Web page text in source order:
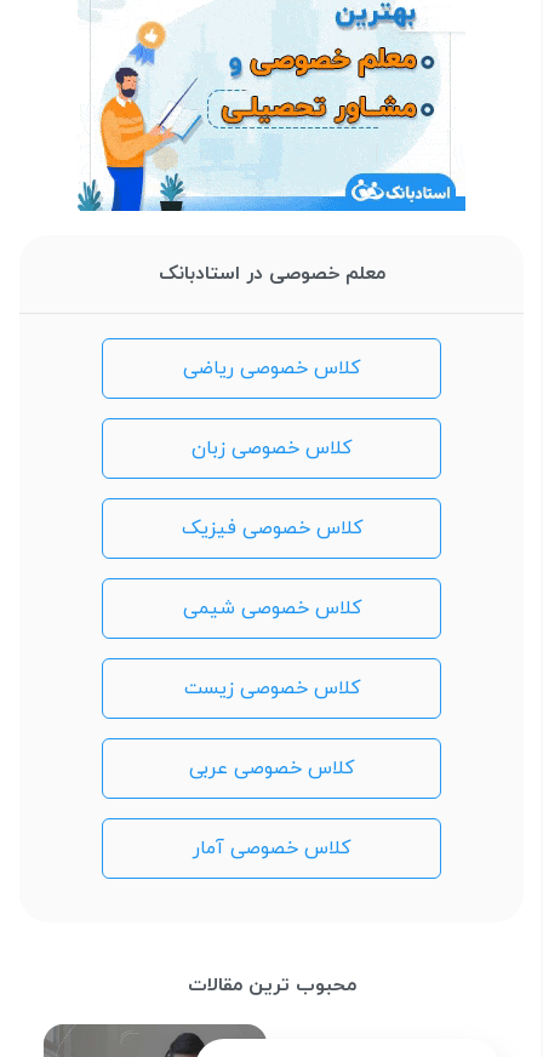
معلم خصوصی در استادبانک
کلاس خصوصی ریاضی
کلاس خصوصی زبان
کلاس خصوصی فیزیک
کلاس خصوصی شیمی
کلاس خصوصی زیست
کلاس خصوصی عربی
کلاس خصوصی آمار
محبوب ترین مقالات